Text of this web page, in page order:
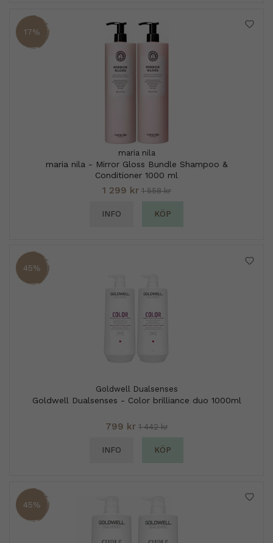
17%
maria nila
maria nila - Mirror Gloss Bundle Shampoo &
Conditioner 1000 ml
1 299 kr 1 558 kr
INFO KÖP
45%
Goldwell Dualsenses
Goldwell Dualsenses - Color brilliance duo 1000ml
799 kr 1 442 kr
INFO KÖP
45%